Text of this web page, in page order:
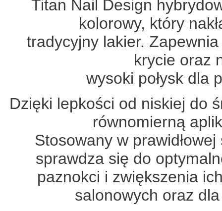
Titan Nail Design
kolorowy, który
tradycyjny lakier.
krycie oraz
wysoki połysk dla
Dzięki lepkości od niskiej do
równomierną
Stosowany w
sprawdza się do
paznokci i zwiększenia
salonowych oraz